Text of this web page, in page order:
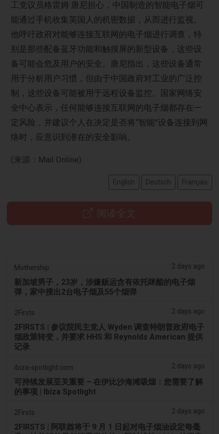
工党议员格雷姆·唐尼担心，中国制造的智能电子烟可
能通过手机收集英国人的机密数据，从而进行监视。
他呼吁政府对能够连接互联网的电子烟进行调查，特
别是那些配备蓝牙功能和触摸屏的新型设备，这些设
备可能会危及用户的安全。唐尼指出，这些设备通常
用于分析用户习惯，但由于中国政府对工业的广泛控
制，这些设备可能被用于远程设备监控。国家网络安
全中心表示，任何能够连接互联网的电子烟都存在一
定风险，并建议个人在决定是否将“智能”设备连接到网
络时，应意识到潜在的安全影响。
(来源：Mail Online)
English Deutsch Français
阅读全文
Mothership. 2 days ago
新加坡男子，23岁，涉嫌贩运含有依托咪酯的电子烟
弹，家中搜出2台电子烟及55个烟弹
2Firsts 2 days ago
2FIRSTS | 参议院民主党人 Wyden 调查特朗普政府电子
烟政策转变，并要求 HHS 和 Reynolds American 提供
记录
ibiza-spotlight.com 2 days ago
可持续发展至关重要 – 在伊比沙海滩吸烟：您需要了解
的事项 | Ibiza Spotlight
2Firsts 2 days ago
2FIRSTS | 阿联酋将于 9 月 1 日起对电子烟油设定每毫